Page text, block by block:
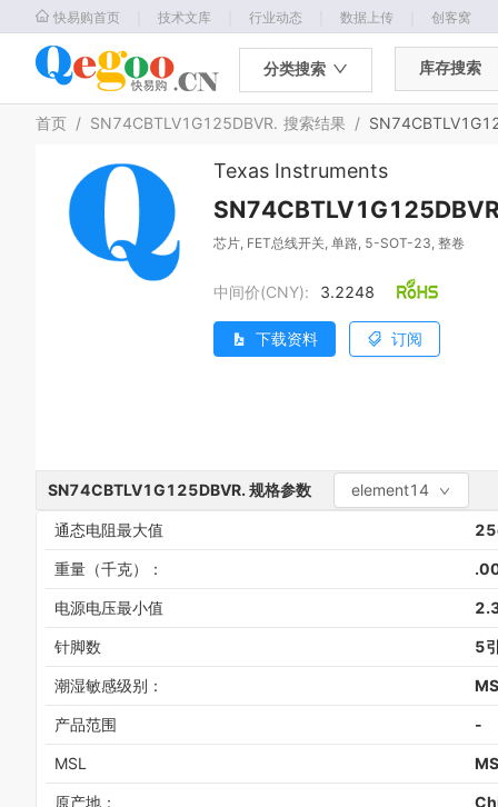
快易购首页 技术文库 行业动态 数据上传 创客窝
分类搜索 库存搜索
首页 / SN74CBTLV1G125DBVR. 搜索结果 /
Texas Instruments
芯片, FET总线开关, 单路, 5-SOT-23, 整卷
中间价(CNY): 3.2248
下载资料 订阅
SN74CBTLV1G125DBVR.规格参数 element14
通态电阻最大值
重量（千克）：
电源电压最小值
针脚数 5
潮湿敏感级别：
产品范围 -
MSL
原产地：